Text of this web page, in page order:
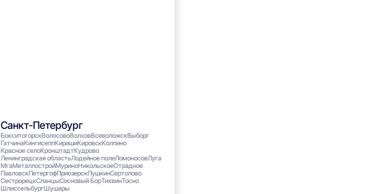
Санкт-Петербург
БокситогорскВолосовоВолховВсеволожскВыборг
ГатчинаКингисеппКиришиКировскКолпино
Красное селоКронштадтКудрово
Ленинградская областьЛодейное полеЛомоносовЛуга
МгаМеталлостройМуриноНикольскоеОтрадное
ПавловскПетергофПриозерскПушкинСертолово
СестрорецкСланцыСосновый БорТихвинТосно
ШлиссельбургШушары